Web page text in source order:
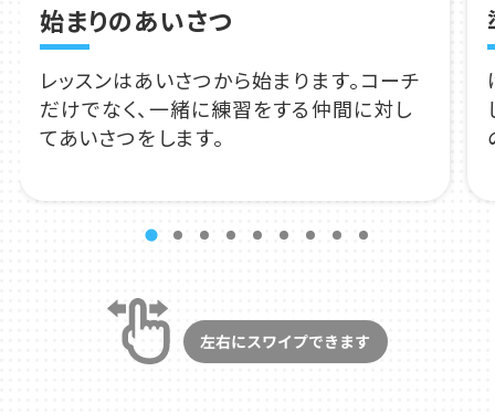
始まりのあいさつ
レッスンはあいさつから始まります。コーチ
だけでなく、一緒に練習をする仲間に対し
てあいさつをします。